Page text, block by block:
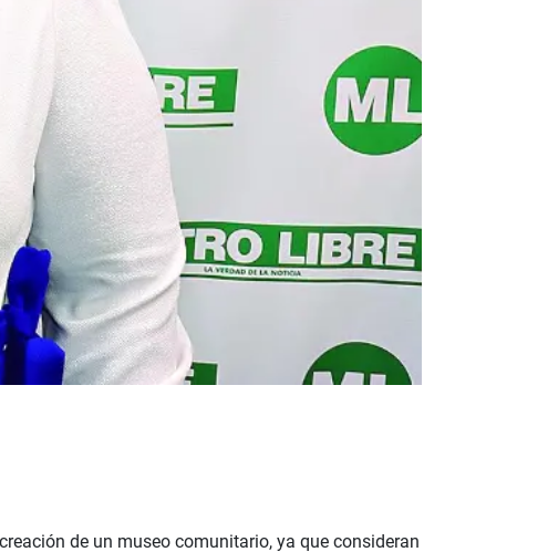
de un museo comunitario, ya que consideran